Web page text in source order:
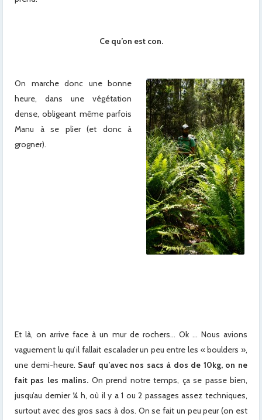
Ce qu’on est con.
On marche donc une bonne
heure, dans une végétation
dense, obligeant même parfois
Manu à se plier (et donc à
grogner).
Et là, on arrive face à un mur de rochers… Ok … Nous avions
vaguement lu qu’il fallait escalader un peu entre les « boulders »,
une demi-heure. Sauf qu’avec nos sacs à dos de 10kg, on ne
fait pas les malins. On prend notre temps, ça se passe bien,
jusqu’au dernier ¼ h, où il y a 1 ou 2 passages assez techniques,
surtout avec des gros sacs à dos. On se fait un peu peur (on est